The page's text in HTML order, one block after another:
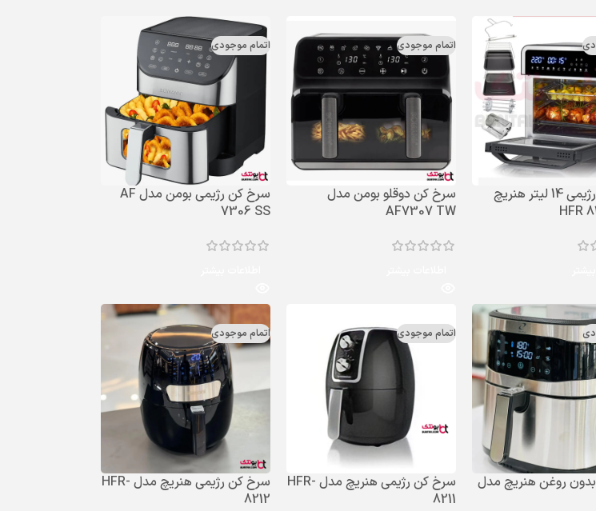
سرخ کن رژیمی 14 لیتر هنریچ
اتمام موجودی
سرخ کن دوقلو بومن مدل
AF7307 TW
اتمام موجودی
سرخ کن رژیمی بومن مدل AF
7306 SS
روغن هنریچ مدل
اتمام موجودی
سرخ کن رژیمی هنریچ مدل HFR-
8211
اتمام موجودی
سرخ کن رژیمی هنریچ مدل HFR-
8212